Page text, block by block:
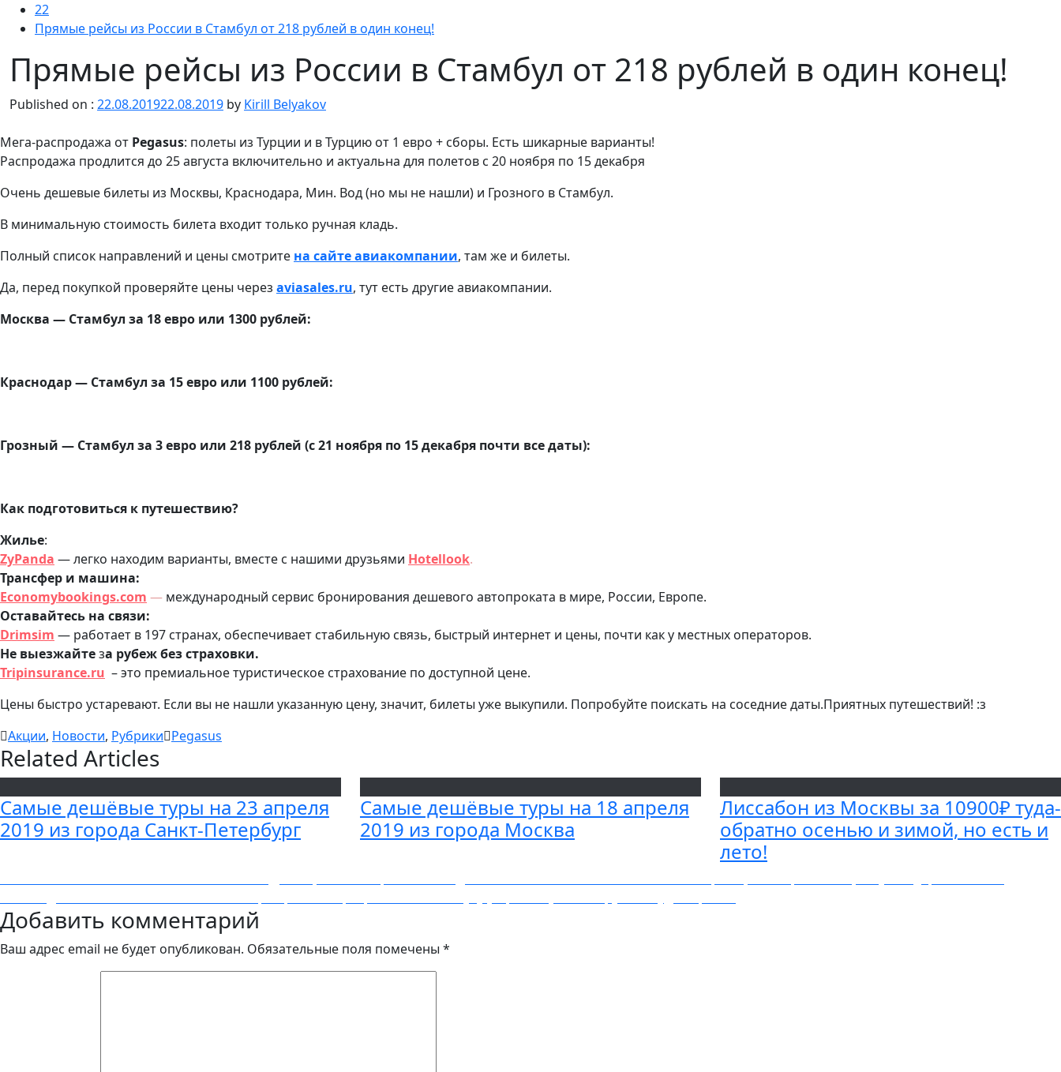
22
Прямые рейсы из России в Стамбул от 218 рублей в один конец!
Прямые рейсы из России в Стамбул от 218 рублей в один конец!
Published on : 22.08.201922.08.2019 by Kirill Belyakov
Мега-распродажа от Pegasus: полеты из Турции и в Турцию от 1 евро + сборы. Есть шикарные варианты!
Распродажа продлится до 25 августа включительно и актуальна для полетов с 20 ноября по 15 декабря
Очень дешевые билеты из Москвы, Краснодара, Мин. Вод (но мы не нашли) и Грозного в Стамбул.
В минимальную стоимость билета входит только ручная кладь.
Полный список направлений и цены смотрите на сайте авиакомпании, там же и билеты.
Да, перед покупкой проверяйте цены через aviasales.ru, тут есть другие авиакомпании.
Москва — Стамбул за 18 евро или 1300 рублей:
Краснодар — Стамбул за 15 евро или 1100 рублей:
Грозный — Стамбул за 3 евро или 218 рублей (c 21 ноября по 15 декабря почти все даты):
Как подготовиться к путешествию?
Жилье:
ZyPanda — легко находим варианты, вместе с нашими друзьями Hotellook.
Трансфер и машина:
Economybookings.com — международный сервис бронирования дешевого автопроката в мире, России, Европе.
Оставайтесь на связи:
Drimsim — работает в 197 странах, обеспечивает стабильную связь, быстрый интернет и цены, почти как у местных операторов.
Не выезжайтеза рубеж без страховки.
Tripinsurance.ru – это премиальное туристическое страхование по доступной цене.
Цены быстро устаревают. Если вы не нашли указанную цену, значит, билеты уже выкупили. Попробуйте поискать на соседние даты.Приятных путешествий! :з
Акции, Новости, Рубрики Pegasus
Related Articles
Самые дешёвые туры на 23 апреля
2019 из города Cанкт-Петербург
Самые дешёвые туры на 18 апреля
2019 из города Москва
Лиссабон из Москвы за 10900₽ туда-
обратно осенью и зимой, но есть и
лето!
Навигация
по
записям
post:
Добавить комментарий
Ваш адрес email не будет опубликован. Обязательные поля помечены *